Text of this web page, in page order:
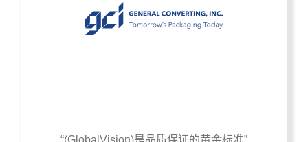
“(GlobalVision)是品质保证的黄金标准”